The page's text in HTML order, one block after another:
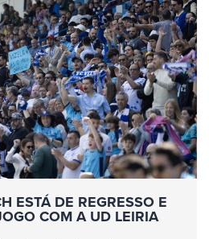
ESTÁ DE REGRESSO E
COM A UD LEIRIA